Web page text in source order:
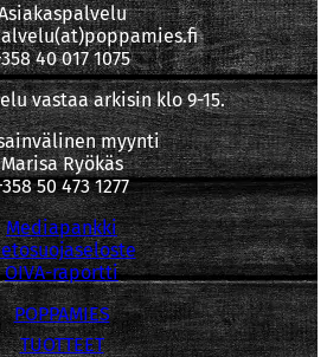
40 017 1075
vastaa arkisin klo 9-15.
myynti
Marisa Ryökäs
50 473 1277
Mediapankki
OIVA-raportti
POPPAMIES
TUOTTEET